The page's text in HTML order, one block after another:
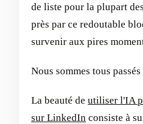
de liste pour la plupart
près par ce redoutable
survenir aux pires
Nous sommes tous
La beauté de utiliser l'IA
sur LinkedIn consiste à